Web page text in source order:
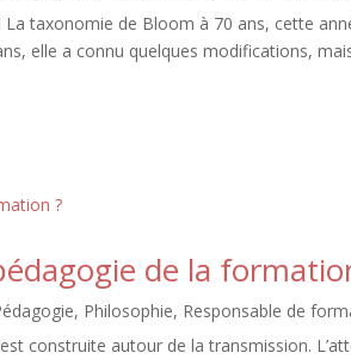
La taxonomie de Bloom à 70 ans, cette
elle a connu quelques modifications,
de la
, Philosophie, Responsable de
construite autour de la transmission.